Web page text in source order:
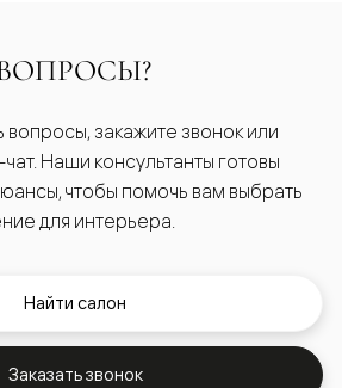
вопросы, закажите звонок или
Наши консультанты готовы
чтобы помочь вам выбрать
для интерьера.
Найти салон
Заказать звонок